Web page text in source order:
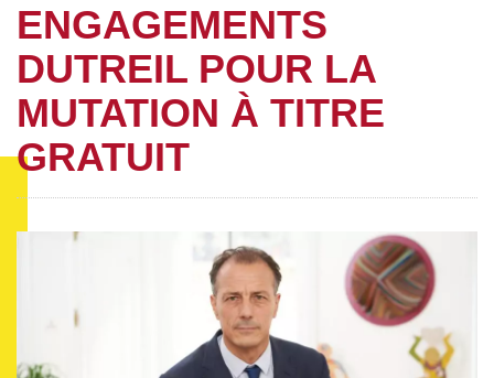
ENGAGEMENTS
DUTREIL POUR LA
MUTATION À TITRE
GRATUIT